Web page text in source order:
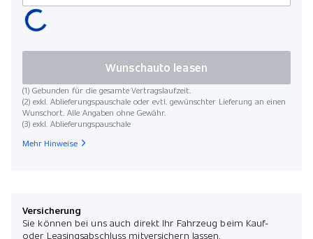
(1) Gebunden für die gesamte Vertragslaufzeit.
(2) exkl. Ablieferungspauschale oder evtl. gewünschter Lieferung an einen
Wunschort. Alle Angaben ohne Gewähr.
(3) exkl. Ablieferungspauschale
Wunschauto leasen
Mehr Hinweise
Versicherung
Sie können bei uns auch direkt Ihr Fahrzeug beim Kauf-
oder Leasingsabschluss mitversichern lassen.